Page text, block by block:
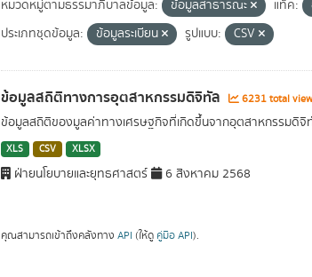
หมวดหมู่ตามธรรมาภิบาลข้อมูล: ข้อมูลสาธารณะ แท็ค:
ประเภทชุดข้อมูล:
ข้อมูลระเบียน รูปแบบ: CSV
ข้อมูลสถิติทางการอุตสาหกรรมดิจิทัล 6231 total
ข้อมูลสถิติของมูลค่าทางเศรษฐกิจที่เกิดขึ้นจากอุตสาหกรรมดิจิ
XLS CSV XLSX
ฝ่ายนโยบายและยุทธศาสตร์ 6 สิงหาคม 2568
คุณสามารถเข้าถึงคลังทาง API (ให้ดู คู่มือ API).